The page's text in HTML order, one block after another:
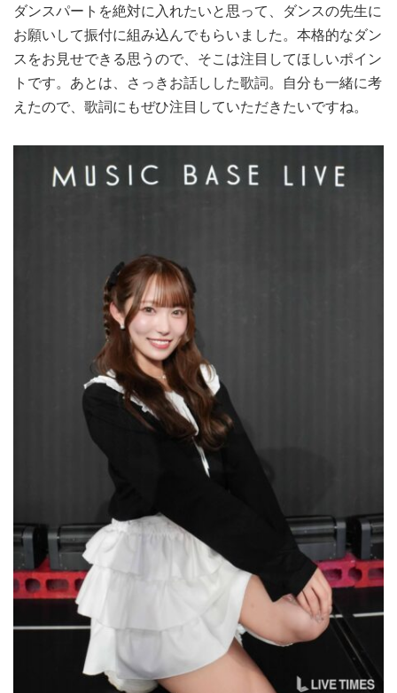
ダンスパートを絶対に入れたいと思って、ダンスの先生に
お願いして振付に組み込んでもらいました。本格的なダン
スをお見せできる思うので、そこは注目してほしいポイン
トです。あとは、さっきお話しした歌詞。自分も一緒に考
えたので、歌詞にもぜひ注目していただきたいですね。